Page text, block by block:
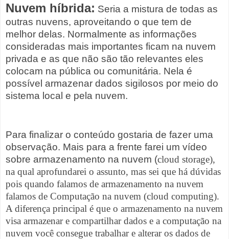
Nuvem híbrida: Seria a mistura de todas as
outras nuvens, aproveitando o que tem de
melhor delas. Normalmente as informações
consideradas mais importantes ficam na nuvem
privada e as que não são tão relevantes eles
colocam na pública ou comunitária. Nela é
possível armazenar dados sigilosos por meio do
sistema local e pela nuvem.
Para finalizar o conteúdo gostaria de fazer uma
observação. Mais para a frente farei um vídeo
sobre armazenamento na nuvem (cloud storage),
na qual aprofundarei o assunto, mas sei que há dúvidas
pois quando falamos de armazenamento na nuvem
falamos de Computação na nuvem (cloud computing).
A diferença principal é que o armazenamento na nuvem
visa armazenar e compartilhar dados e a computação na
nuvem você consegue trabalhar e alterar os dados de